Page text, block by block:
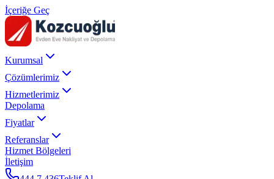
İçeriğe Geç
Kurumsal
Çözümlerimiz
Hizmetlerimiz
Depolama
Fiyatlar
Referanslar
Hizmet Bölgeleri
İletişim